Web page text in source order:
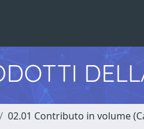
02.01 Contributo in volume